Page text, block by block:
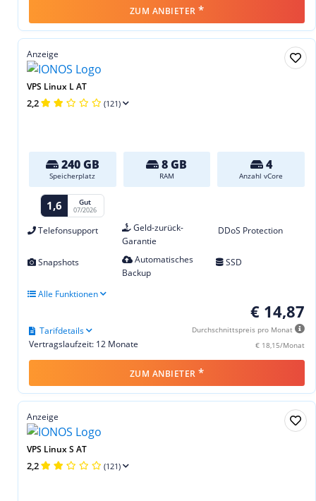
ZUM ANBIETER *
Anzeige
VPS Linux L AT
2,2 (121)
240 GB
Speicherplatz
8 GB
RAM
4
Anzahl vCore
1,6 Gut
07/2026
Telefonsupport
Geld-zurück-
Garantie
DDoS Protection
Snapshots
Automatisches
Backup
SSD
Alle Funktionen
€ 14,87
Durchschnittspreis pro Monat
€ 18,15/Monat
Vertragslaufzeit: 12 Monate
Tarifdetails
ZUM ANBIETER *
Anzeige
VPS Linux S AT
2,2 (121)